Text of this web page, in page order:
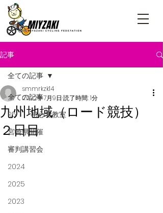
記事
全ての記事
R5 初心者教室
宮崎県開催
審判講習会
2024
2025
2023
全ての記事
九州地域（ロード競技）
２日目
smmrkzk14
2022年7月9日 読了時間: 1分